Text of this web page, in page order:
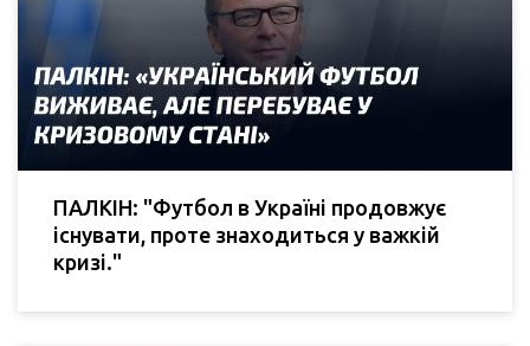
ПАЛКІН: "Футбол в Україні продовжує
існувати, проте знаходиться у важкій
кризі."